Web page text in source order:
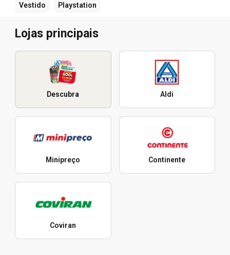
Vestido Playstation
Lojas principais
Descubra Aldi
Minipreço Continente
Coviran